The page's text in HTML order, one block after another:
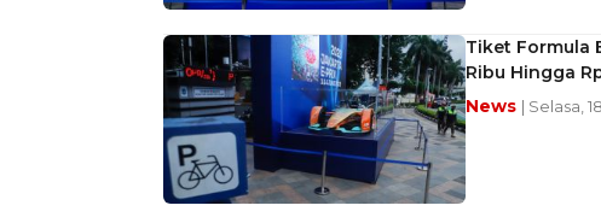
Tiket Formula
Ribu Hingga
News | Selasa,